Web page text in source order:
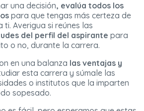
una decisión, evalúa todos los
para que tengas más certeza de
ti. Averigua si reúnes las
del perfil del aspirante para
o no, durante la carrera.
en una balanza las ventajas y
esta carrera y súmale las
o institutos que la imparten
sopesado.